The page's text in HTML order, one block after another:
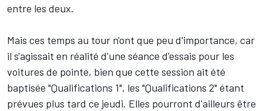
entre les deux.
Mais ces temps au tour n'ont que peu d'importance, car
il s'agissait en réalité d'une séance d'essais pour les
voitures de pointe, bien que cette session ait été
baptisée "Qualifications 1", les "Qualifications 2" étant
prévues plus tard ce jeudi. Elles pourront d'ailleurs être